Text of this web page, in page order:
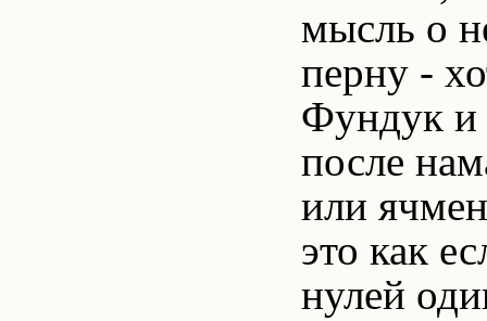
мысль о
перну -
Фундук и
после
или
это как
нулей